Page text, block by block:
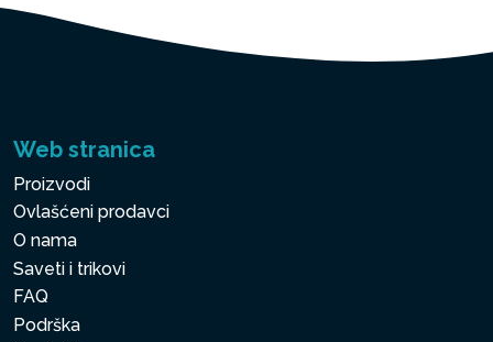
Web stranica
Proizvodi
Ovlašćeni prodavci
O nama
Saveti i trikovi
FAQ
Podrška